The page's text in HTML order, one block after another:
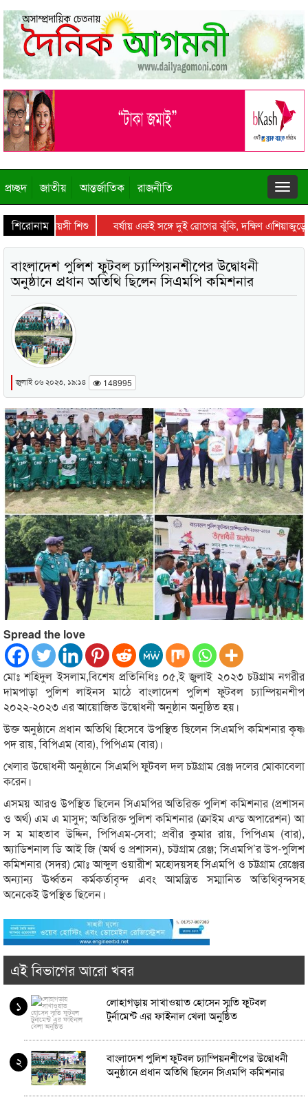
প্রচ্ছদ জাতীয় আন্তর্জাতিক রাজনীতি
শিরোনাম
৩–৮ মাস বয়সী শিশু বর্ষায় একই সঙ্গে দুই রোগের ঝুঁকি, দক্ষিণ এশিয়াজুড়েই
বাংলাদেশ পুলিশ ফুটবল চ্যাম্পিয়নশীপের উদ্বোধনী
অনুষ্ঠানে প্রধান অতিথি ছিলেন সিএমপি কমিশনার
জুলাই ০৬ ২০২৩, ১৯:১৪ 148995
Spread the love
মোঃ শহিদুল ইসলাম,বিশেষ প্রতিনিধিঃ ০৫,ই জুলাই ২০২৩ চট্টগ্রাম নগরীর
দামপাড়া পুলিশ লাইনস মাঠে বাংলাদেশ পুলিশ ফুটবল চ্যাম্পিয়নশীপ
২০২২-২০২৩ এর আয়োজিত উদ্বোধনী অনুষ্ঠান অনুষ্ঠিত হয়।
উক্ত অনুষ্ঠানে প্রধান অতিথি হিসেবে উপস্থিত ছিলেন সিএমপি কমিশনার কৃষ্ণ
পদ রায়, বিপিএম (বার), পিপিএম (বার)।
খেলার উদ্বোধনী অনুষ্ঠানে সিএমপি ফুটবল দল চট্টগ্রাম রেঞ্জ দলের মোকাবেলা
করেন।
এসময় আরও উপস্থিত ছিলেন সিএমপির অতিরিক্ত পুলিশ কমিশনার (প্রশাসন
ও অর্থ) এম এ মাসুদ; অতিরিক্ত পুলিশ কমিশনার (ক্রাইম এন্ড অপারেশন) আ
স ম মাহতাব উদ্দিন, পিপিএম-সেবা; প্রবীর কুমার রায়, পিপিএম (বার),
অ্যাডিশনাল ডি আই জি (অর্থ ও প্রশাসন), চট্টগ্রাম রেঞ্জ; সিএমপি’র উপ-পুলিশ
কমিশনার (সদর) মোঃ আব্দুল ওয়ারীশ মহোদয়সহ সিএমপি ও চট্টগ্রাম রেঞ্জের
অন্যান্য ঊর্ধ্বতন কর্মকর্তাবৃন্দ এবং আমন্ত্রিত সম্মানিত অতিথিবৃন্দসহ
অনেকেই উপস্থিত ছিলেন।
এই বিভাগের আরো খবর
১
লোহাগড়ায় সাখাওয়াত হোসেন স্মৃতি ফুটবল
টুর্নামেন্ট এর ফাইনাল খেলা অনুষ্ঠিত
২
বাংলাদেশ পুলিশ ফুটবল চ্যাম্পিয়নশীপের উদ্বোধনী
অনুষ্ঠানে প্রধান অতিথি ছিলেন সিএমপি কমিশনার